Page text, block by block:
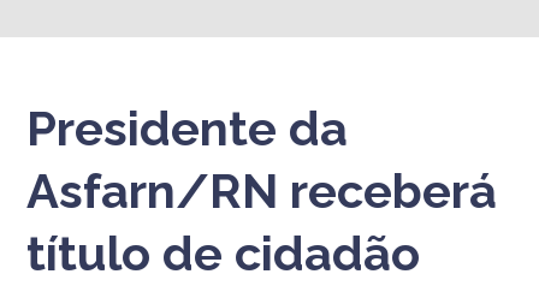
Presidente da
Asfarn/RN receberá
título de cidadão